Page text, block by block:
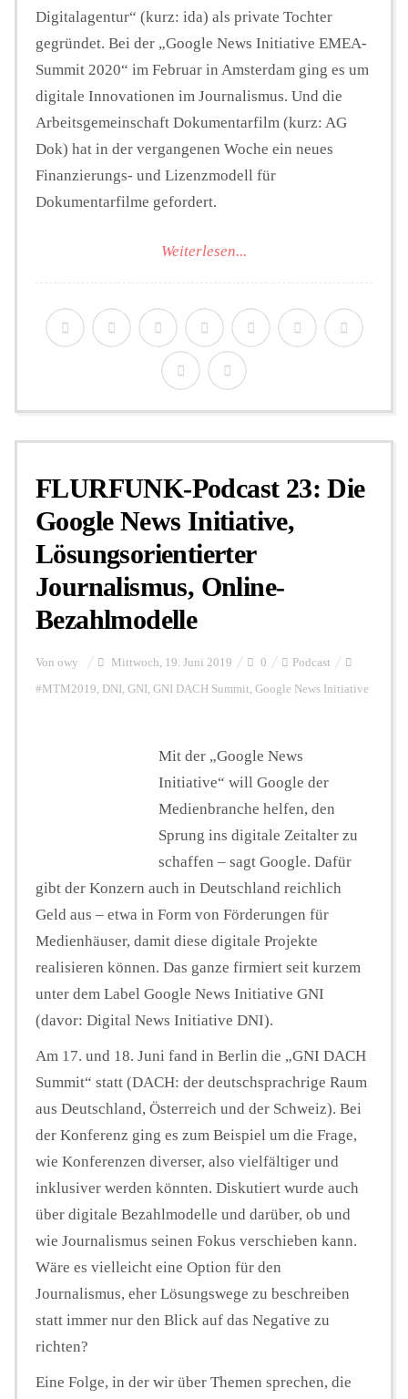
Seminare
Unterstützen
Digitalagentur“ (kurz: ida) als private Tochter
gegründet. Bei der „Google News Initiative EMEA-
Summit 2020“ im Februar in Amsterdam ging es um
digitale Innovationen im Journalismus. Und die
Arbeitsgemeinschaft Dokumentarfilm (kurz: AG
Dok) hat in der vergangenen Woche ein neues
Finanzierungs- und Lizenzmodell für
Dokumentarfilme gefordert.
Weiterlesen...
FLURFUNK-Podcast 23: Die
Google News Initiative,
Lösungsorientierter
Journalismus, Online-
Bezahlmodelle
Von owy Mittwoch, 19. Juni 2019 0 Podcast
#MTM2019, DNI, GNI, GNI DACH Summit, Google News Initiative
Mit der „Google News
Initiative“ will Google der
Medienbranche helfen, den
Sprung ins digitale Zeitalter zu
schaffen – sagt Google. Dafür
gibt der Konzern auch in Deutschland reichlich
Geld aus – etwa in Form von Förderungen für
Medienhäuser, damit diese digitale Projekte
realisieren können. Das ganze firmiert seit kurzem
unter dem Label Google News Initiative GNI
(davor: Digital News Initiative DNI).
Am 17. und 18. Juni fand in Berlin die „GNI DACH
Summit“ statt (DACH: der deutschsprachrige Raum
aus Deutschland, Österreich und der Schweiz). Bei
der Konferenz ging es zum Beispiel um die Frage,
wie Konferenzen diverser, also vielfältiger und
inklusiver werden könnten. Diskutiert wurde auch
über digitale Bezahlmodelle und darüber, ob und
wie Journalismus seinen Fokus verschieben kann.
Wäre es vielleicht eine Option für den
Journalismus, eher Lösungswege zu beschreiben
statt immer nur den Blick auf das Negative zu
richten?
Eine Folge, in der wir über Themen sprechen, die